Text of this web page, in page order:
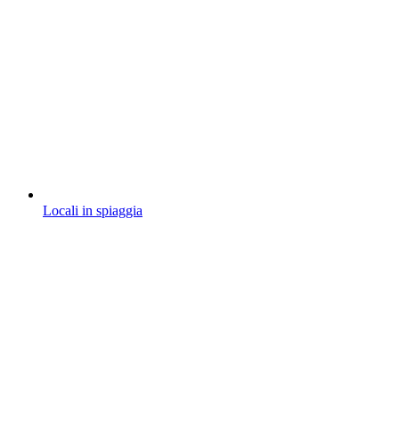
Locali in spiaggia